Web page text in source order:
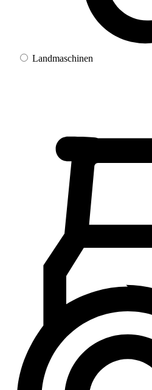
Landmaschinen